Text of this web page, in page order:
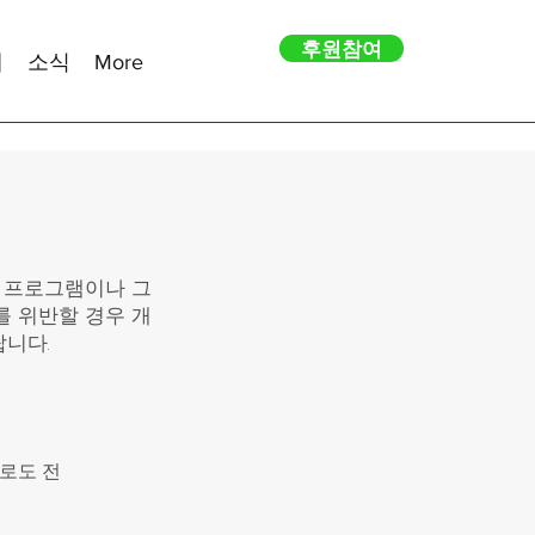
소식 More
후원참여
로그램이나 그
위반할 경우 개
다.
도 전